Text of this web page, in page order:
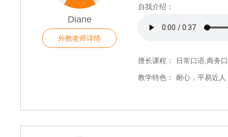
Diane
外教老师详情
自我介绍：
擅长课程： 日常口语,商务
教学特色： 耐心，平易近